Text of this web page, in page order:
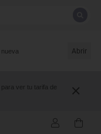
Abrir
ver tu tarifa de
búsqueda